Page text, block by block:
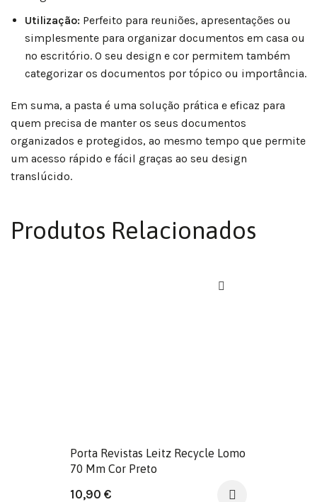
Utilização: Perfeito para reuniões, apresentações ou
simplesmente para organizar documentos em casa ou
no escritório. O seu design e cor permitem também
categorizar os documentos por tópico ou importância.
Em suma, a pasta é uma solução prática e eficaz para
quem precisa de manter os seus documentos
organizados e protegidos, ao mesmo tempo que permite
um acesso rápido e fácil graças ao seu design
translúcido.
Produtos Relacionados
Porta Revistas Leitz Recycle Lomo
70 Mm Cor Preto
10,90 €